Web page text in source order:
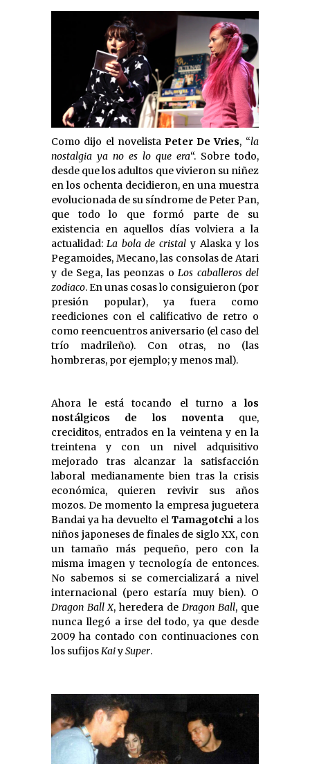
Como dijo el novelista Peter De Vries, “la
nostalgia ya no es lo que era“. Sobre todo,
desde que los adultos que vivieron su niñez
en los ochenta decidieron, en una muestra
evolucionada de su síndrome de Peter Pan,
que todo lo que formó parte de su
existencia en aquellos días volviera a la
actualidad: La bola de cristal y Alaska y los
Pegamoides, Mecano, las consolas de Atari
y de Sega, las peonzas o Los caballeros del
zodiaco. En unas cosas lo consiguieron (por
presión popular), ya fuera como
reediciones con el calificativo de retro o
como reencuentros aniversario (el caso del
trío madrileño). Con otras, no (las
hombreras, por ejemplo; y menos mal).
Ahora le está tocando el turno a los
nostálgicos de los noventa que,
creciditos, entrados en la veintena y en la
treintena y con un nivel adquisitivo
mejorado tras alcanzar la satisfacción
laboral medianamente bien tras la crisis
económica, quieren revivir sus años
mozos. De momento la empresa juguetera
Bandai ya ha devuelto el Tamagotchi a los
niños japoneses de finales de siglo XX, con
un tamaño más pequeño, pero con la
misma imagen y tecnología de entonces.
No sabemos si se comercializará a nivel
internacional (pero estaría muy bien). O
Dragon Ball X, heredera de Dragon Ball, que
nunca llegó a irse del todo, ya que desde
2009 ha contado con continuaciones con
los sufijosKaiySuper.